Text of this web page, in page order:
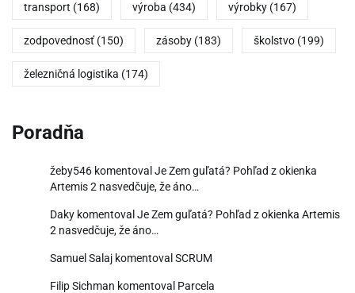
transport (168) výroba (434) výrobky (167)
zodpovednosť (150) zásoby (183) školstvo (199)
železničná logistika (174)
Poradňa
žeby546 komentoval Je Zem guľatá? Pohľad z okienka
Artemis 2 nasvedčuje, že áno…
Daky komentoval Je Zem guľatá? Pohľad z okienka Artemis
2 nasvedčuje, že áno…
Samuel Salaj komentoval SCRUM
Filip Sichman komentoval Parcela